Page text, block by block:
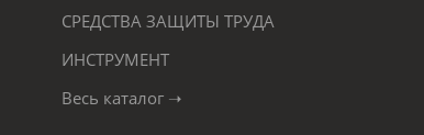
СРЕДСТВА ЗАЩИТЫ ТРУДА
ИНСТРУМЕНТ
Весь каталог ➝